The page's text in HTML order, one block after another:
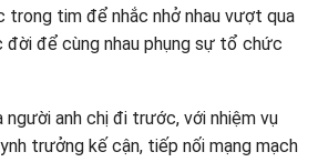
trong tim để nhắc nhở nhau vượt qua
đời để cùng nhau phụng sự tổ chức
người anh chị đi trước, với nhiệm vụ
trưởng kế cận, tiếp nối mạng mạch